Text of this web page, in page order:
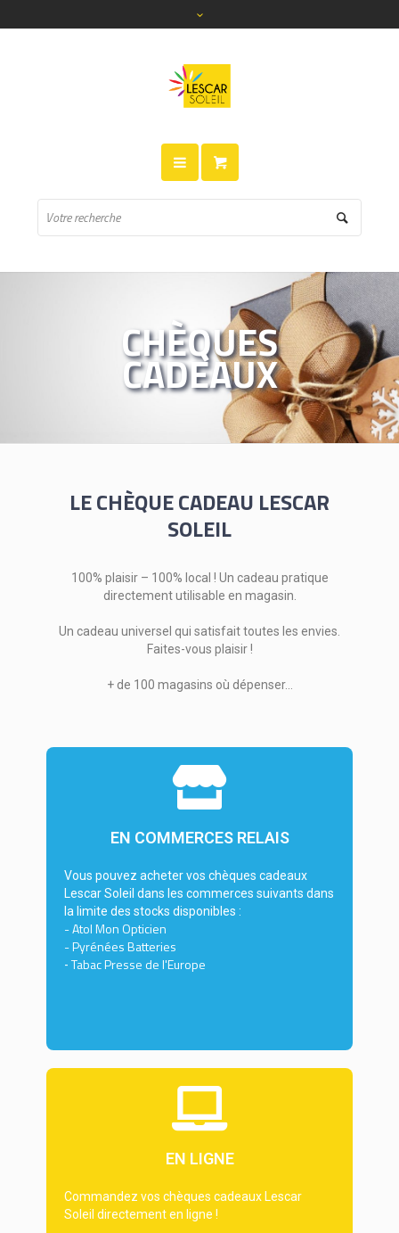
CHÈQUES
CADEAUX
LE CHÈQUE CADEAU LESCAR
SOLEIL
100% plaisir – 100% local ! Un cadeau pratique
directement utilisable en magasin.
Un cadeau universel qui satisfait toutes les envies.
Faites-vous plaisir !
+ de 100 magasins où dépenser…
EN COMMERCES RELAIS
Vous pouvez acheter vos chèques cadeaux
Lescar Soleil dans les commerces suivants dans
la limite des stocks disponibles :
- Atol Mon Opticien
- Pyrénées Batteries
-Tabac Presse de l'Europe
EN LIGNE
Commandez vos chèques cadeaux Lescar
Soleil directement en ligne !